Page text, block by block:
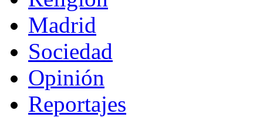
Madrid
Sociedad
Opinión
Reportajes